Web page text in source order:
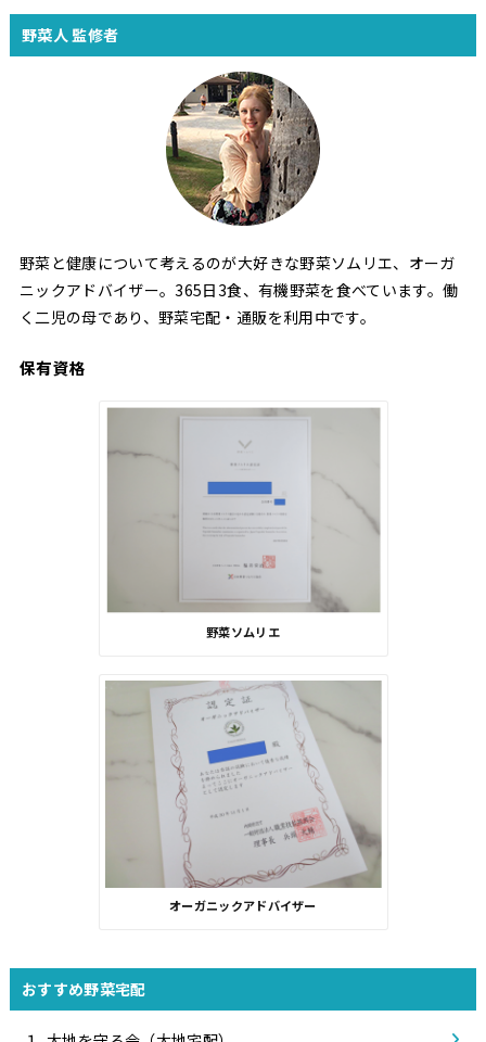
野菜人 監修者
野菜と健康について考えるのが大好きな野菜ソムリエ、オーガ
ニックアドバイザー。365日3食、有機野菜を食べています。働
く二児の母であり、野菜宅配・通販を利用中です。
保有資格
野菜ソムリエ
オーガニックアドバイザー
おすすめ野菜宅配